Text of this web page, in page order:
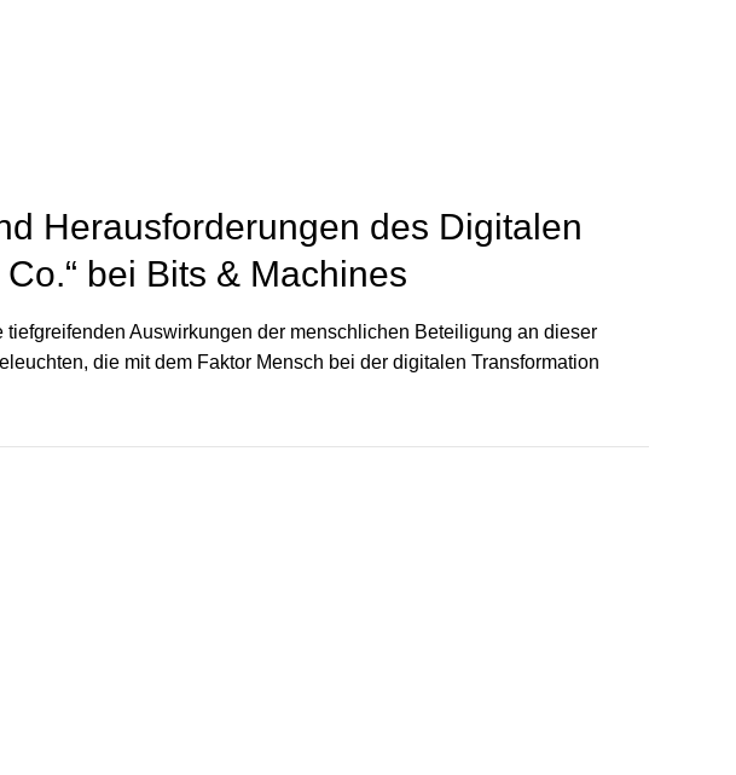
Herausforderungen des Digitalen
bei Bits & Machines
Auswirkungen der menschlichen Beteiligung an dieser
die mit dem Faktor Mensch bei der digitalen Transformation